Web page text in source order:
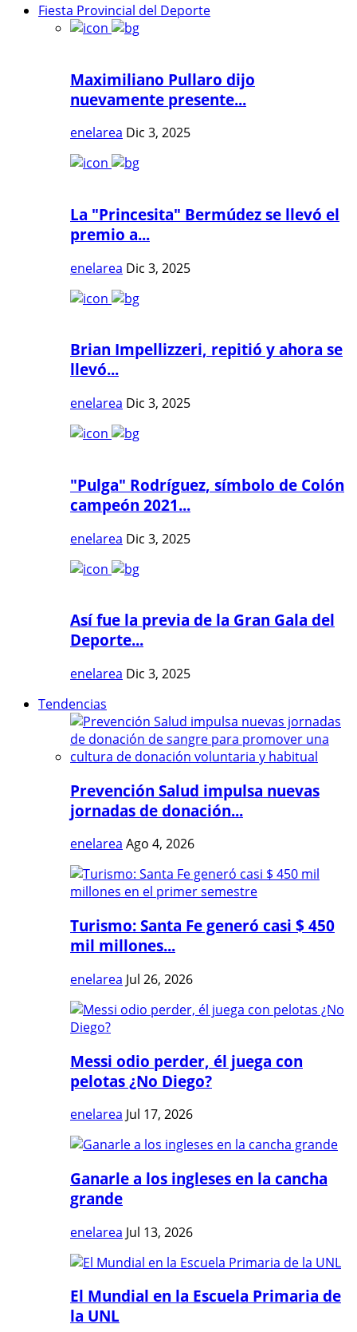
Fiesta Provincial del Deporte
Maximiliano Pullaro dijo
nuevamente presente...
enelarea Dic 3, 2025
La "Princesita" Bermúdez se llevó el
premio a...
enelarea Dic 3, 2025
Brian Impellizzeri, repitió y ahora se
llevó...
enelarea Dic 3, 2025
"Pulga" Rodríguez, símbolo de Colón
campeón 2021...
enelarea Dic 3, 2025
Así fue la previa de la Gran Gala del
Deporte...
enelarea Dic 3, 2025
Tendencias
Prevención Salud impulsa nuevas
jornadas de donación...
enelarea Ago 4, 2026
Turismo: Santa Fe generó casi $ 450
mil millones...
enelarea Jul 26, 2026
Messi odio perder, él juega con
pelotas ¿No Diego?
enelarea Jul 17, 2026
Ganarle a los ingleses en la cancha
grande
enelarea Jul 13, 2026
El Mundial en la Escuela Primaria de
la UNL